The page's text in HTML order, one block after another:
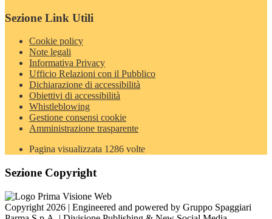
Sezione Link Utili
Cookie policy
Note legali
Informativa Privacy
Ufficio Relazioni con il Pubblico
Dichiarazione di accessibilità
Obiettivi di accessibilità
Whistleblowing
Gestione consensi cookie
Amministrazione trasparente
Pagina visualizzata 1286 volte
Sezione Copyright
Copyright 2026 | Engineered and powered by Gruppo Spaggiari